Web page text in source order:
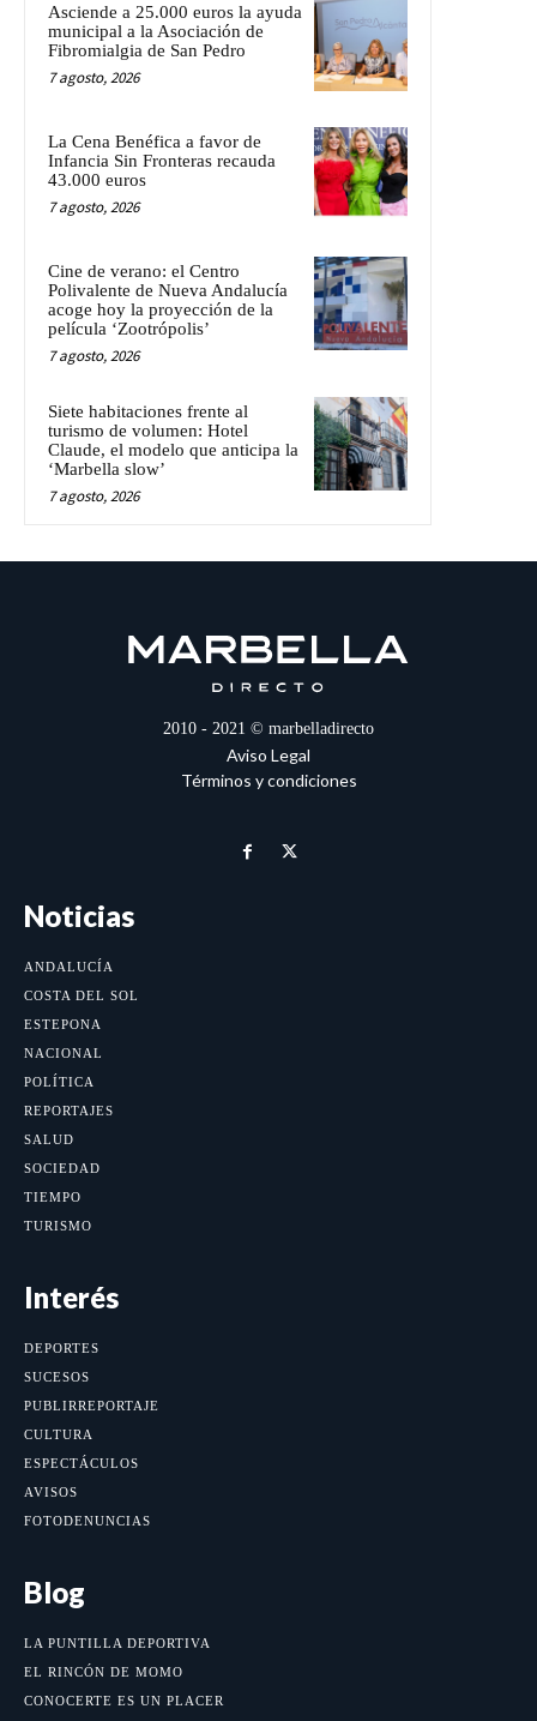
Asciende a 25.000 euros la ayuda
municipal a la Asociación de
Fibromialgia de San Pedro
7 agosto, 2026
La Cena Benéfica a favor de
Infancia Sin Fronteras recauda
43.000 euros
7 agosto, 2026
Cine de verano: el Centro
Polivalente de Nueva Andalucía
acoge hoy la proyección de la
película ‘Zootrópolis’
7 agosto, 2026
Siete habitaciones frente al
turismo de volumen: Hotel
Claude, el modelo que anticipa la
‘Marbella slow’
7 agosto, 2026
2010 - 2021 © marbelladirecto
Aviso Legal
Términos y condiciones
Noticias
ANDALUCÍA
COSTA DEL SOL
ESTEPONA
NACIONAL
POLÍTICA
REPORTAJES
SALUD
SOCIEDAD
TIEMPO
TURISMO
Interés
DEPORTES
SUCESOS
PUBLIRREPORTAJE
CULTURA
ESPECTÁCULOS
AVISOS
FOTODENUNCIAS
Blog
LA PUNTILLA DEPORTIVA
EL RINCÓN DE MOMO
CONOCERTE ES UN PLACER